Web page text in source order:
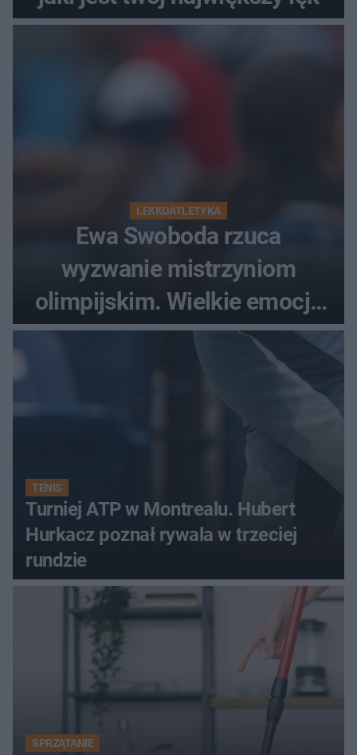
LEKKOATLETYKA
Ewa Swoboda rzuca
wyzwanie mistrzyniom
olimpijskim. Wielkie emocje
podczas Silesia Memoriału
Kamili Skolimowskiej
TENIS
Turniej ATP w Montrealu. Hubert
Hurkacz poznał rywala w trzeciej
rundzie
SPRZĄTANIE